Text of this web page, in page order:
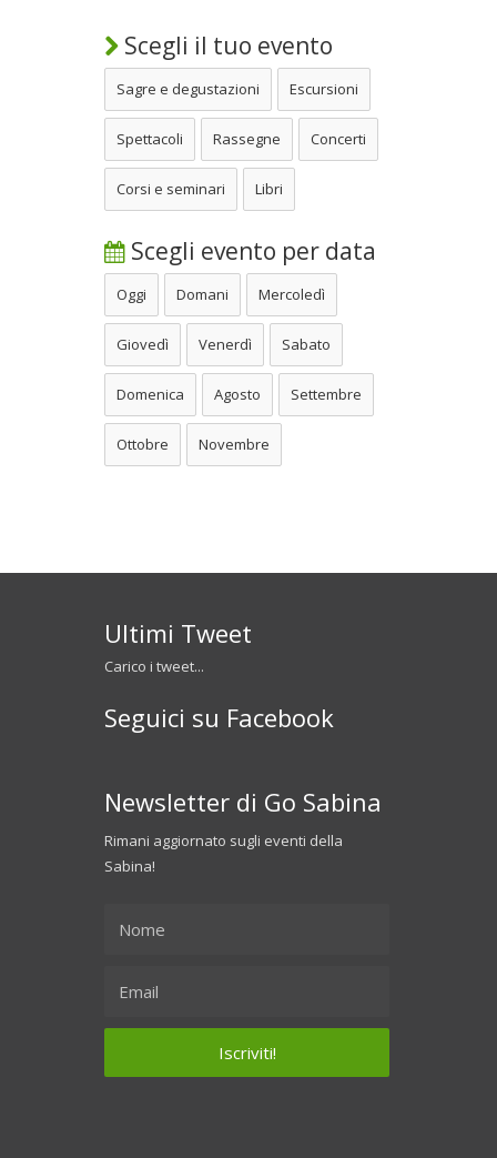
Scegli il tuo evento
Sagre e degustazioni Escursioni
Spettacoli Rassegne Concerti
Corsi e seminari Libri
Scegli evento per data
Oggi Domani Mercoledì
Giovedì Venerdì Sabato
Domenica Agosto Settembre
Ottobre Novembre
Ultimi Tweet
Carico i tweet...
Seguici su Facebook
Newsletter di Go Sabina
Rimani aggiornato sugli eventi della
Sabina!